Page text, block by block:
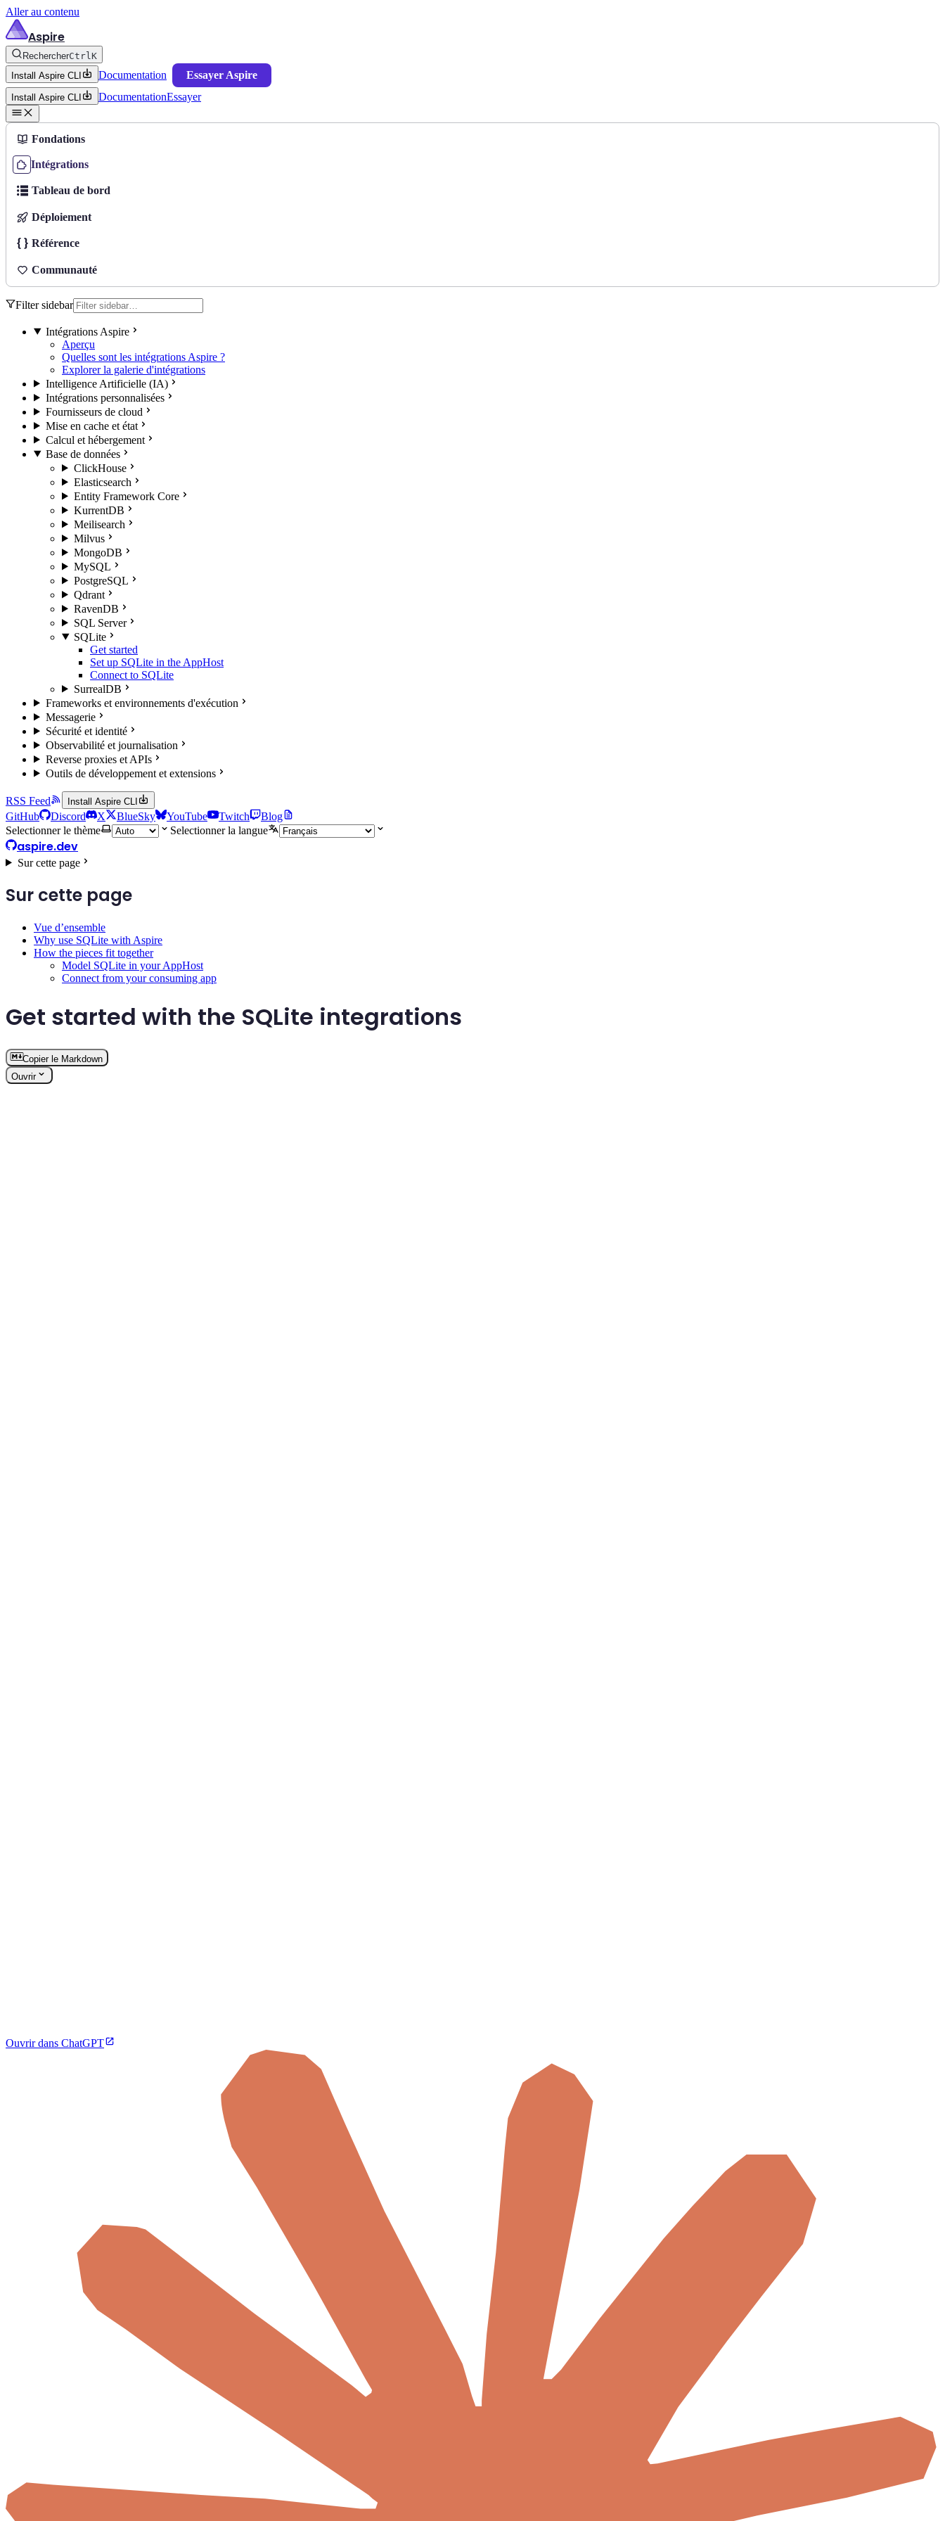
Aller au contenu
Aspire
RechercherCtrlK
Install Aspire CLI
Documentation Essayer Aspire
Install Aspire CLI DocumentationEssayer
Fondations
Intégrations
Tableau de bord
Déploiement
Référence
Communauté
Filter sidebar
Intégrations Aspire
Aperçu
Quelles sont les intégrations Aspire ?
Explorer la galerie d'intégrations
Intelligence Artificielle (IA)
Intégrations personnalisées
Fournisseurs de cloud
Mise en cache et état
Calcul et hébergement
Base de données
ClickHouse
Elasticsearch
Entity Framework Core
KurrentDB
Meilisearch
Milvus
MongoDB
MySQL
PostgreSQL
Qdrant
RavenDB
SQL Server
SQLite
Get started
Set up SQLite in the AppHost
Connect to SQLite
SurrealDB
Frameworks et environnements d'exécution
Messagerie
Sécurité et identité
Observabilité et journalisation
Reverse proxies et APIs
Outils de développement et extensions
RSS Feed Install Aspire CLI
GitHub Discord X BlueSky YouTube Twitch
Blog
Selectionner le thème
Selectionner la langue
aspire.dev
Sur cette page
Sur cette page
Vue d’ensemble
Why use SQLite with Aspire
How the pieces fit together
Model SQLite in your AppHost
Connect from your consuming app
Get started with the SQLite integrations
Copier le Markdown
Ouvrir
Ouvrir dans ChatGPT